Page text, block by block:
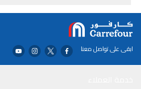
ابقى على تواصل معنا